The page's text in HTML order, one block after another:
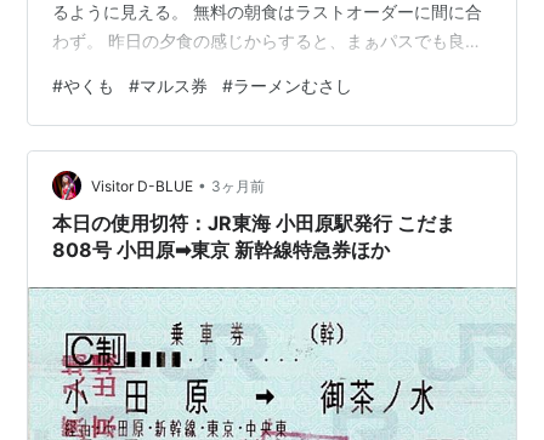
るように見える。 無料の朝食はラストオーダーに間に合
わず。 昨日の夕食の感じからすると、まぁパスでも良い
て、とりあえずバスに乗って皆生まで。 皆生には散々来
ているが、何気にバスで乗り付けるのは初めて。 概ね
30〜60分間隔での運行で結構便利が良い。 我が家の米
子における定宿、ベイサイドスクエアにやって来た。 今
日は泊まらないけど。 このBLOGの記事にはしたことは
ないが、我が家のワンコたちと…
#やくも #マルス券 #ラーメンむさし
Visitor D-BLUE • 3ヶ月前
本日の使用切符：JR東海 小田原駅発行 こだま
808号 小田原➡︎東京 新幹線特急券ほか